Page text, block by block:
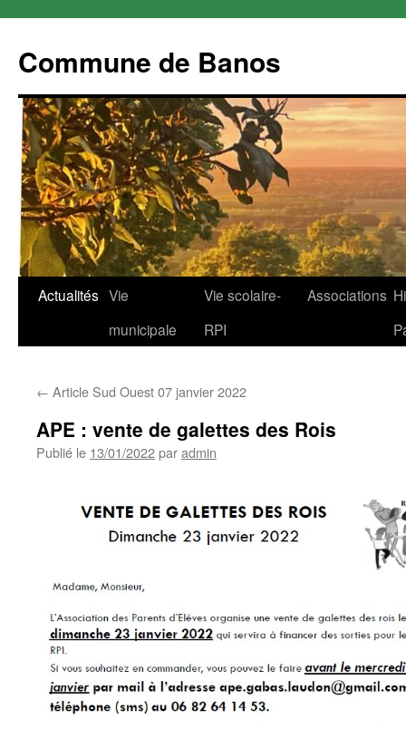
Commune de Banos
Aller
Actualités Vie
municipale
Vie scolaire-
RPI
Associations
← Article Sud Ouest 07 janvier 2022
APE : vente de galettes des Rois
Publié le 13/01/2022paradmin